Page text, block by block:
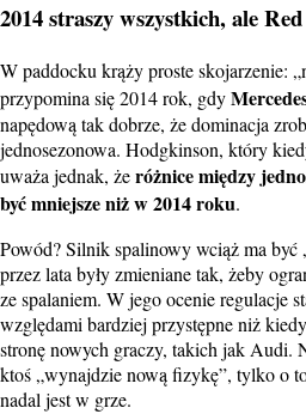
2014 straszy wszystkich, ale
W paddocku krąży proste skojarzenie:
przypomina się 2014 rok, gdy
napędową tak dobrze, że dominacja
jednosezonowa. Hodgkinson, który
uważa jednak, żeróżnice między
być mniejsze niż w 2014 roku.
Powód? Silnik spalinowy wciąż ma być
przez lata były zmieniane tak, żeby
ze spalaniem. W jego ocenie regulacje
względami bardziej przystępne niż
stronę nowych graczy, takich jak Audi.
ktoś „wynajdzie nową fizykę”, tylko o
nadal jest w grze.